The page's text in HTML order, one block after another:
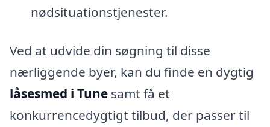
nødsituationstjenester.
Ved at udvide din søgning til disse
nærliggende byer, kan du finde en dygtig
låsesmed i Tune samt få et
konkurrencedygtigt tilbud, der passer til